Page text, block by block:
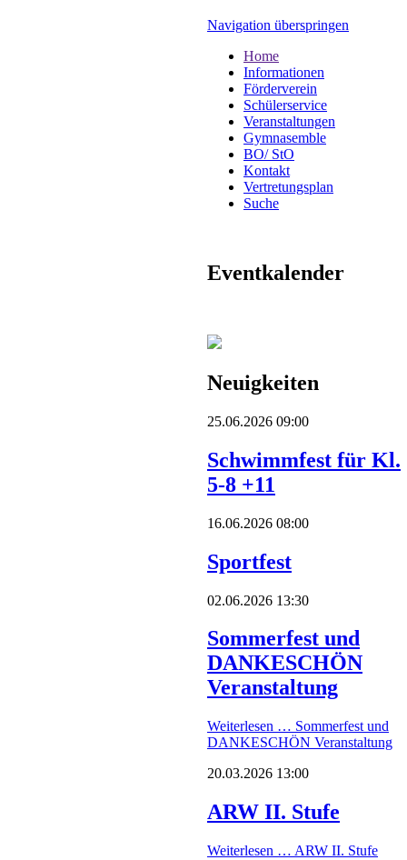
Navigation überspringen
Home
Informationen
Förderverein
Schülerservice
Veranstaltungen
Gymnasemble
BO/ StO
Kontakt
Vertretungsplan
Suche
Eventkalender
Neuigkeiten
25.06.2026 09:00
Schwimmfest für Kl.
5-8 +11
16.06.2026 08:00
Sportfest
02.06.2026 13:30
Sommerfest und
DANKESCHÖN
Veranstaltung
Weiterlesen … Sommerfest und
DANKESCHÖN Veranstaltung
20.03.2026 13:00
ARW II. Stufe
Weiterlesen … ARW II. Stufe